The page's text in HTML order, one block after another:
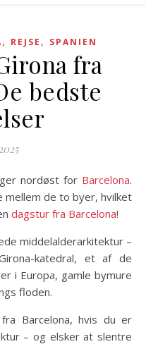
, REJSE , SPANIEN
fra
bedste
nordøst for Barcelona.
de to byer, hvilket
dagstur fra Barcelona!
middelalderarkitektur –
katedral, et af de
i Europa, gamle bymure
floden.
Barcelona, hvis du er
– og elsker at slentre